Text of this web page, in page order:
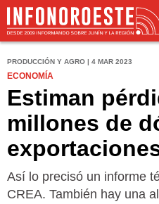
PRODUCCIÓN Y AGRO | 4 MAR 2023
ECONOMÍA
Estiman
millones de
Así lo precisó un informe
CREA. También hay una